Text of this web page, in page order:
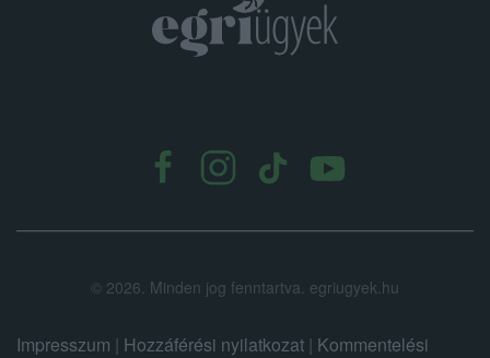
© 2026. Minden jog fenntartva. egriugyek.hu
Impresszum | Hozzáférési nyilatkozat | Kommentelési